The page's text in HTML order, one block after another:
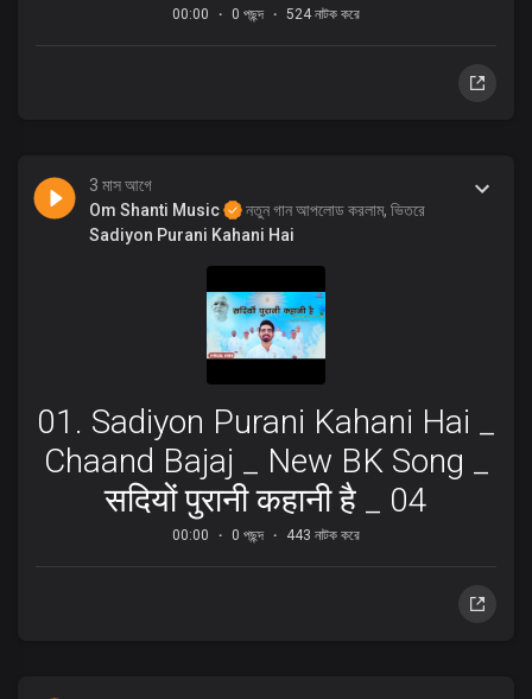
00:00 0 পছন্দ 524 নাটক করে
3 মাস আগে
Om Shanti Music
নতুন গান আপলোড করলাম, ভিতরে
Sadiyon Purani Kahani Hai
01. Sadiyon Purani Kahani Hai _
Chaand Bajaj _ New BK Song _
सदियों पुरानी कहानी है _ 04
00:00 0 পছন্দ 443 নাটক করে